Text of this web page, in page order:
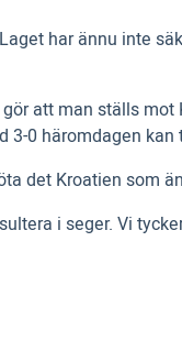
har ännu inte
att man ställs
0 häromdagen
det Kroatien som
i seger. Vi